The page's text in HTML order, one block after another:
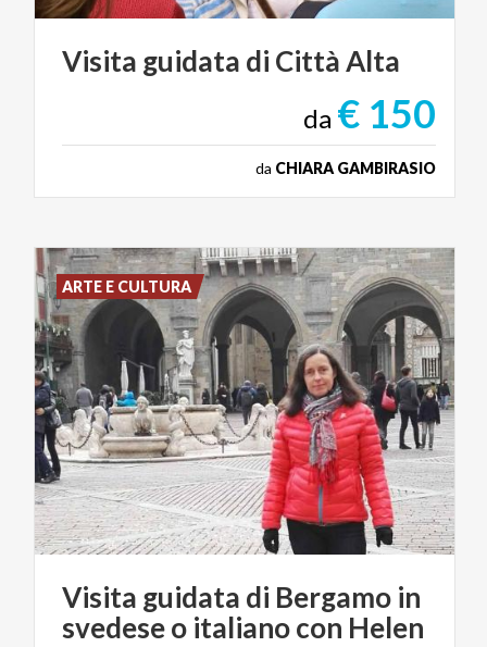
Visita guidata di CittàAlta
da € 150
da CHIARA GAMBIRASIO
Visita guidata di Bergamo in
svedeseo italianocon Helen
ARTE E CULTURA